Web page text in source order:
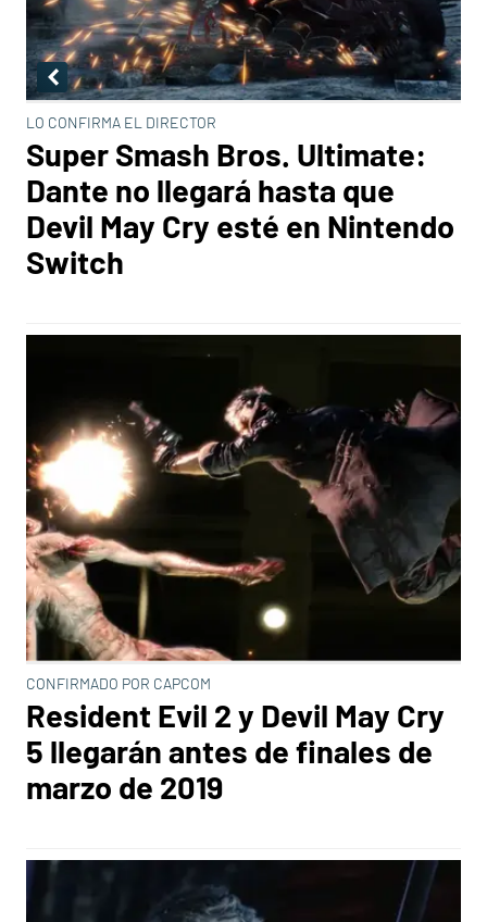
LO CONFIRMA EL DIRECTOR
Super Smash Bros. Ultimate:
Dante no llegará hasta que
Devil May Cry esté en Nintendo
Switch
CONFIRMADO POR CAPCOM
Resident Evil 2 y Devil May Cry
5 llegarán antes de finales de
marzo de 2019